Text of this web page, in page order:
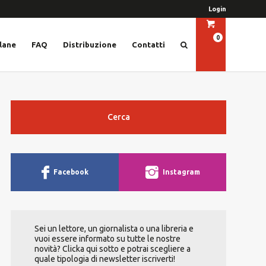
Login
FAQ Distribuzione Contatti
0
Cerca
Facebook Instagram
Sei un lettore, un giornalista o una libreria e
vuoi essere informato su tutte le nostre
novità? Clicka qui sotto e potrai scegliere a
quale tipologia di newsletter iscriverti!